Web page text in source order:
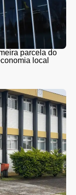
parcela do
local